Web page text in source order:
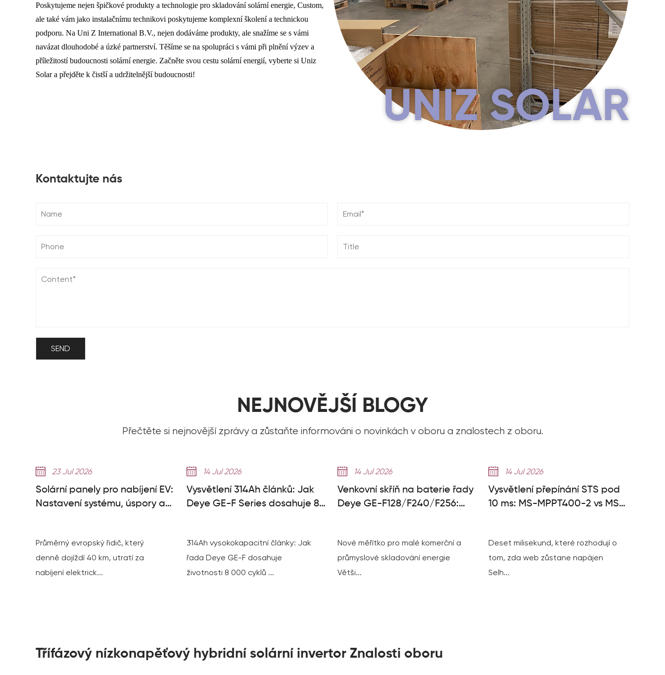
Poskytujeme nejen špičkové produkty a technologie pro skladování solární energie, Custom,
ale také vám jako instalačnímu technikovi poskytujeme komplexní školení a technickou
podporu. Na Uni Z International B.V., nejen dodáváme produkty, ale snažíme se s vámi
navázat dlouhodobé a úzké partnerství. Těšíme se na spolupráci s vámi při plnění výzev a
příležitostí budoucnosti solární energie. Začněte svou cestu solární energií, vyberte si Uniz
Solar a přejděte k čistší a udržitelnější budoucnosti!
UNIZ SOLAR
Kontaktujte nás
NEJNOVĚJŠÍ BLOGY
Přečtěte si nejnovější zprávy a zůstaňte informováni o novinkách v oboru a znalostech z oboru.
23 Jul 2026
Solární panely pro nabíjení EV:
Nastavení systému, úspory a
Průměrný evropský řidič, který
denně dojíždí 40 km, utratí za
nabíjení elektrick...
14 Jul 2026
Vysvětlení 314Ah článků: Jak
Deye GE-F Series dosahuje 8
314Ah vysokokapacitní články: Jak
řada Deye GE-F dosahuje
životnosti 8 000 cyklů ...
14 Jul 2026
Venkovní skříň na baterie řady
Deye GE-F128/F240/F256:
Nové měřítko pro malé komerční a
průmyslové skladování energie
Větši...
14 Jul 2026
Vysvětlení přepínání STS pod
10 ms: MS-MPPT400-2 vs MS-
Deset milisekund, které rozhodují o
tom, zda web zůstane napájen
Selh...
Třífázový nízkonapěťový hybridní solární invertor Znalosti oboru